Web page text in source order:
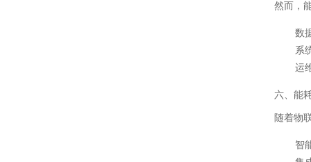
然而，
数
系
运
六、能
随着物
智